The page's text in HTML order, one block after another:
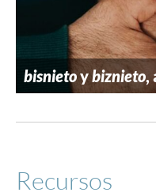
bisnietoybiznieto,
Recursos